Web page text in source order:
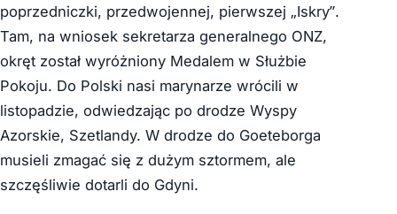
poprzedniczki, przedwojennej, pierwszej „Iskry”.
Tam, na wniosek sekretarza generalnego ONZ,
okręt został wyróżniony Medalem w Służbie
Pokoju. Do Polski nasi marynarze wrócili w
listopadzie, odwiedzając po drodze Wyspy
Azorskie, Szetlandy. W drodze do Goeteborga
musieli zmagać się z dużym sztormem, ale
szczęśliwie dotarli do Gdyni.